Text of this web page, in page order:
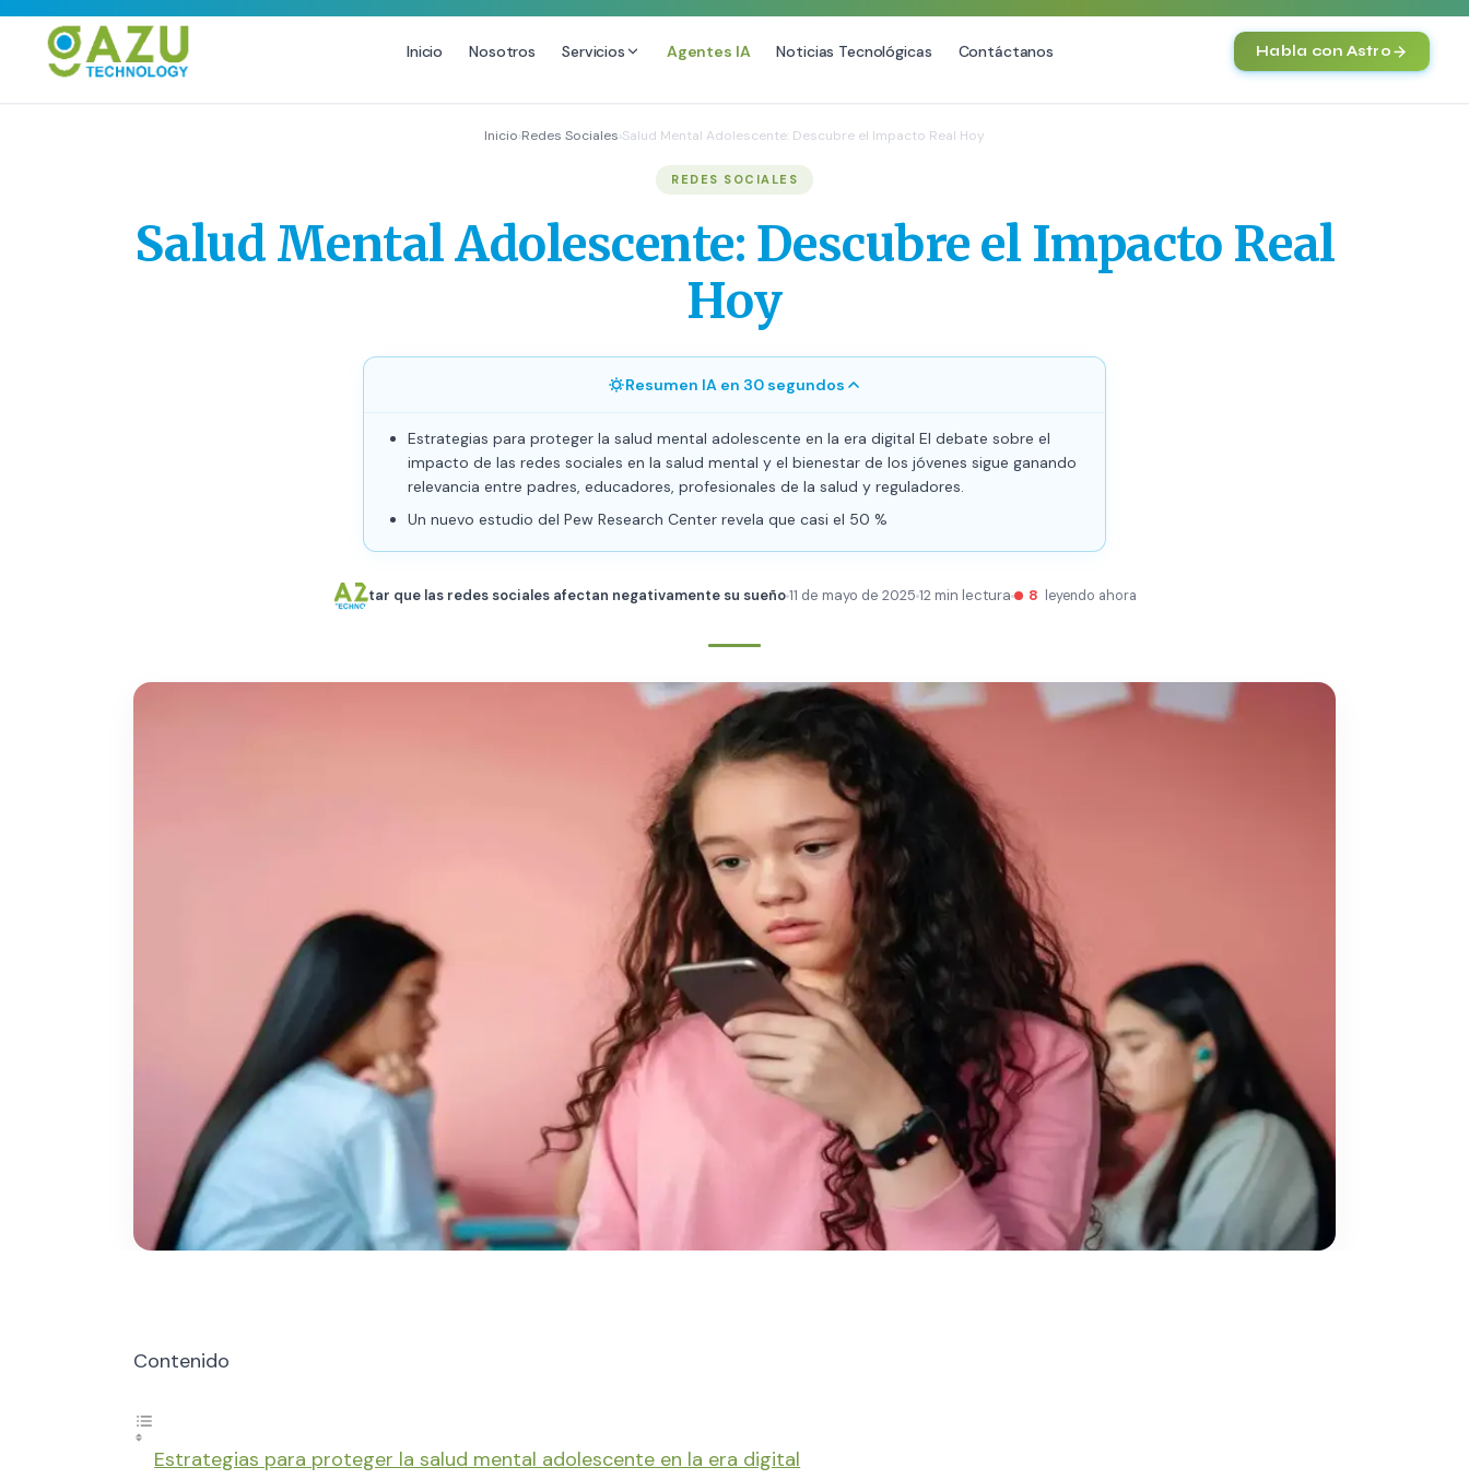
Inicio Nosotros Servicios Agentes IA Noticias Tecnológicas Contáctanos Habla con Astro
Publicidad Digital
Growth Youtube ↗
Diseño Web Premium
SEO Local Avanzado
SEO para E-commerce
Chatbot Multicanal
Automatización Inteligente
Inicio›Redes Sociales›Salud Mental Adolescente: Descubre el Impacto Real Hoy
REDES SOCIALES
Salud Mental Adolescente: Descubre el Impacto Real
Hoy
Resumen IA en 30 segundos
Estrategias para proteger la salud mental adolescente en la era digital El debate sobre el
impacto de las redes sociales en la salud mental y el bienestar de los jóvenes sigue ganando
relevancia entre padres, educadores, profesionales de la salud y reguladores.
Un nuevo estudio del Pew Research Center revela que casi el 50 %
tar que las redes sociales afectan negativamente su sueño11 de mayo de 2025 12 min lectura 8 leyendo ahora
Contenido
Estrategias para proteger la salud mental adolescente en la era digital